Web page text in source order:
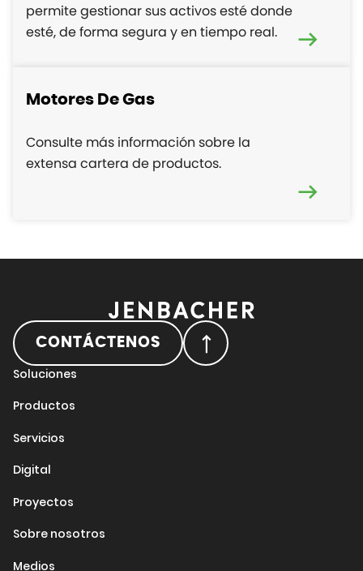
permite gestionar sus activos esté donde
esté, de forma segura y en tiempo real.
Motores De Gas
Consulte más información sobre la
extensa cartera de productos.
CONTÁCTENOS
Soluciones
Productos
Servicios
Digital
Proyectos
Sobre nosotros
Medios